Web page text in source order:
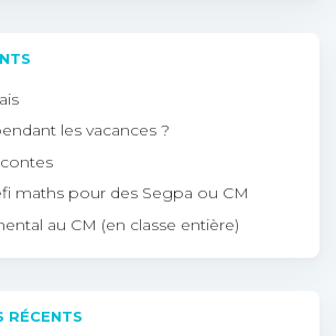
les vacances ?
maths pour des Segpa ou CM
au CM (en classe entière)
RÉCENTS